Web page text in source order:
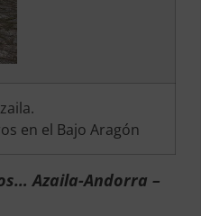
en el Bajo Aragón
Azaila-Andorra –